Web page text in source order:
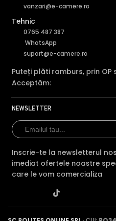
vanzari@e-camere.ro
Tehnic
0765 487 387
WhatsApp
suport@e-camere.ro
Puteți plăti ramburs, prin OP
Acceptăm:
NEWSLETTER
Inscrie-te la newsletterul
imediat ofertele noastre
care le vom comercializa